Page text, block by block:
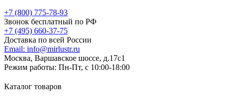
+7 (800) 775-78-93
Звонок бесплатный по РФ
+7 (495) 660-37-75
Доставка по всей России
Email: info@mirlustr.ru
Москва, Варшавское шоссе, д.17c1
Режим работы: Пн-Пт, с 10:00-18:00
Каталог товаров